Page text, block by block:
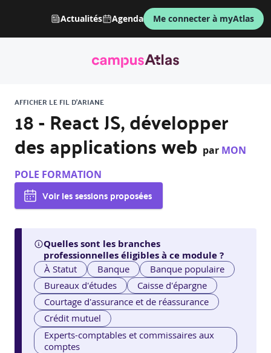
Actualités Agenda Me connecter à myAtlas
AFFICHER LE FIL D'ARIANE
18 - React JS, développer
des applications web par MON
POLE FORMATION
Voir les sessions proposées
Quelles sont les branches
professionnelles éligibles à ce module ?
À Statut Banque
Banque populaire
Bureaux d'études
Caisse d'épargne
Courtage d'assurance et de réassurance
Crédit mutuel
Experts-comptables et commissaires aux
comptes